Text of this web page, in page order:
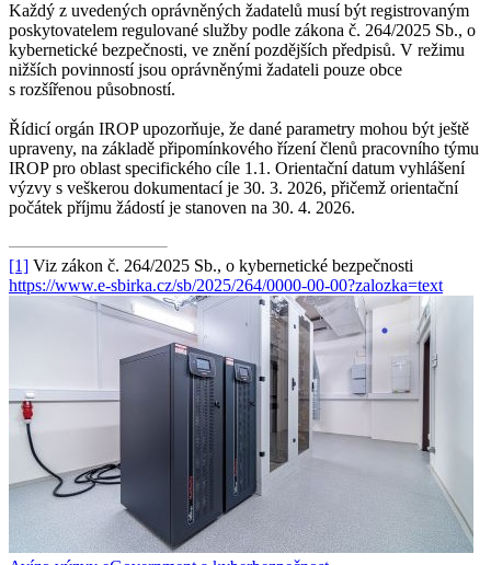
Každý z uvedených oprávněných žadatelů musí být registrovaným
poskytovatelem regulované služby podle zákona č. 264/2025 Sb., o
kybernetické bezpečnosti, ve znění pozdějších předpisů. V režimu
nižších povinností jsou oprávněnými žadateli pouze obce
s rozšířenou působností.
Řídicí orgán IROP upozorňuje, že dané parametry mohou být ještě
upraveny, na základě připomínkového řízení členů pracovního týmu
IROP pro oblast specifického cíle 1.1. Orientační datum vyhlášení
výzvy s veškerou dokumentací je 30. 3. 2026, přičemž orientační
počátek příjmu žádostí je stanoven na 30. 4. 2026.
[1] Viz zákon č. 264/2025 Sb., o kybernetické bezpečnosti
https://www.e-sbirka.cz/sb/2025/264/0000-00-00?zalozka=text